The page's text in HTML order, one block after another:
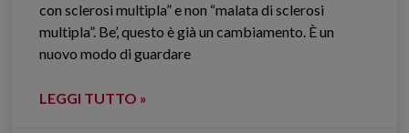
con sclerosi multipla” e non “malata di sclerosi
multipla”. Be’, questo è già un cambiamento. È un
nuovo modo di guardare
LEGGI TUTTO »